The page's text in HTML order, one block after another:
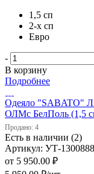
1,5 сп
2-х сп
Евро
-
В корзину
Подробнее
Одеяло "SABATO"
ОЛМс БелПоль (1,5
Продано: 4
Есть в наличии (2)
Артикул: УТ-
от 5 950.00 ₽